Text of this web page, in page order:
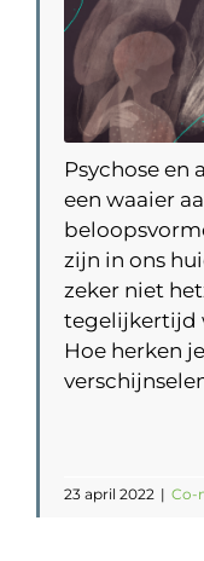
Psychose en
een waaier
zijn in ons
zeker niet
tegelijkertijd
Hoe herken
23 april 2022 | Co-